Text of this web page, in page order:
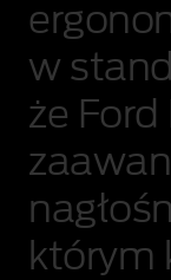
w
że Ford
którym